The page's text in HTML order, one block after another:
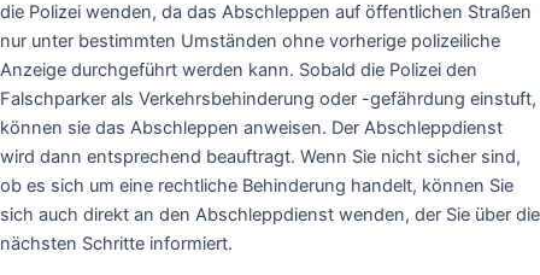
die Polizei wenden, da das Abschleppen auf öffentlichen Straßen
nur unter bestimmten Umständen ohne vorherige polizeiliche
Anzeige durchgeführt werden kann. Sobald die Polizei den
Falschparker als Verkehrsbehinderung oder -gefährdung einstuft,
können sie das Abschleppen anweisen. Der Abschleppdienst
wird dann entsprechend beauftragt. Wenn Sie nicht sicher sind,
ob es sich um eine rechtliche Behinderung handelt, können Sie
sich auch direkt an den Abschleppdienst wenden, der Sie über die
nächsten Schritte informiert.